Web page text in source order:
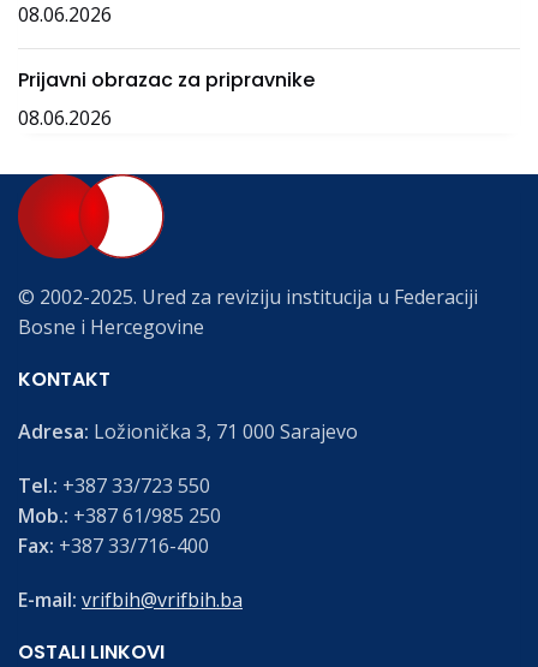
08.06.2026
Prijavni obrazac za pripravnike
08.06.2026
© 2002-2025. Ured za reviziju institucija u Federaciji
Bosne i Hercegovine
KONTAKT
Adresa: Ložionička 3, 71 000 Sarajevo
Tel.: +387 33/723 550
Mob.: +387 61/985 250
Fax: +387 33/716-400
E-mail: vrifbih@vrifbih.ba
OSTALI LINKOVI